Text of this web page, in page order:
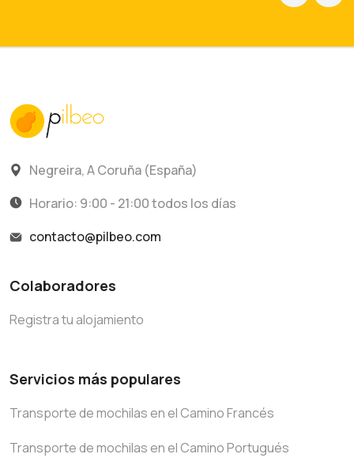
Negreira, A Coruña (España)
Horario: 9:00 - 21:00 todos los días
contacto@pilbeo.com
Colaboradores
Registra tu alojamiento
Servicios más populares
Transporte de mochilas en el Camino Francés
Transporte de mochilas en el Camino Portugués